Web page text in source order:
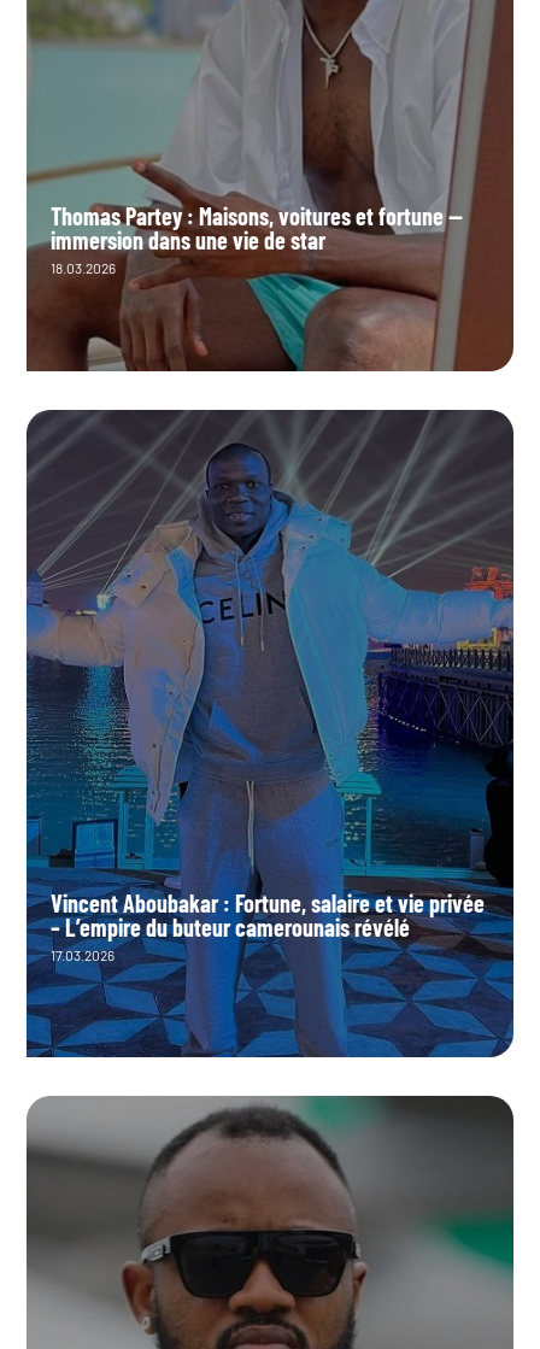
Thomas Partey : Maisons, voitures et fortune —
immersion dans une vie de star
18.03.2026
Vincent Aboubakar : Fortune, salaire et vie privée
– L’empire du buteur camerounais révélé
17.03.2026